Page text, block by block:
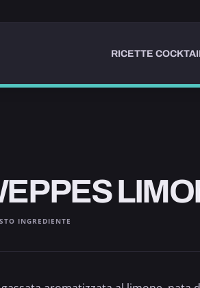
RICETTE
INGREDIENTE